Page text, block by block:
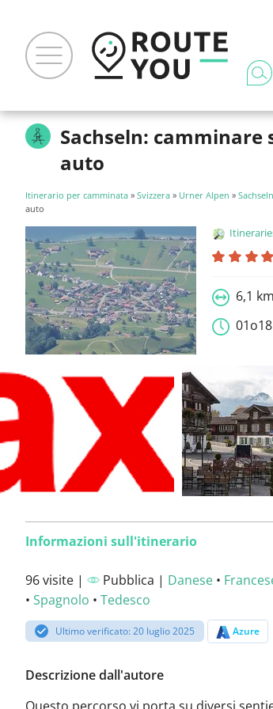
Sachseln: camminare
auto
Itinerario per camminata » Svizzera » Urner Alpen » Sachseln
auto
6,1 km
01o18
Informazioni sull'itinerario
96 visite | Pubblica | Danese •
• Spagnolo • Tedesco
Ultimo verificato: 20 luglio 2025 Azure
Descrizione dall'autore